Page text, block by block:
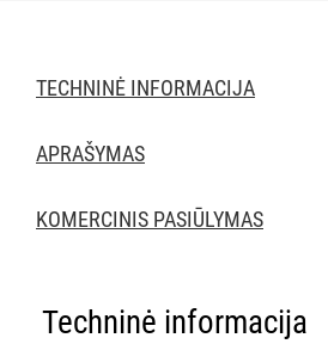
TECHNINĖ INFORMACIJA
APRAŠYMAS
KOMERCINIS PASIŪLYMAS
Techninė informacija